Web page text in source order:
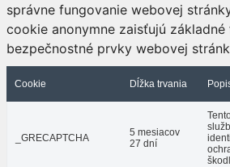
správne fungovanie webovej
cookie anonymne zaisťujú základné
bezpečnostné prvky webovej
Cookie Dĺžka trvania
_GRECAPTCHA
5 mesiacov
27 dní